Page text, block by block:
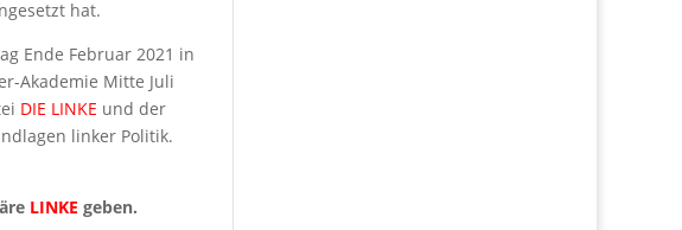
hat.
Ende Februar 2021 in
Akademie Mitte Juli
DIE LINKE und der
linker Politik.
LINKE geben.